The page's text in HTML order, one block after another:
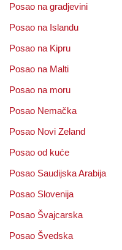
Posao na gradjevini
Posao na Islandu
Posao na Kipru
Posao na Malti
Posao na moru
Posao Nemačka
Posao Novi Zeland
Posao od kuće
Posao Saudijska Arabija
Posao Slovenija
Posao Švajcarska
Posao Švedska